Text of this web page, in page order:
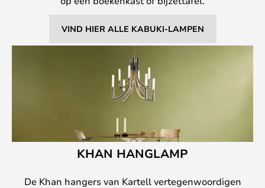
VIND HIER ALLE KABUKI-LAMPEN
KHAN HANGLAMP
De Khan hangers van Kartell vertegenwoordigen